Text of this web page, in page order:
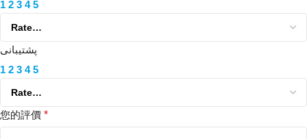
1 2 3 4 5
پشتیبانی
1 2 3 4 5
您的評價 *